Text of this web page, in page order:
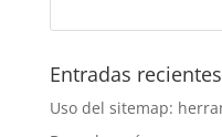
Entradas recientes
Uso del sitemap: